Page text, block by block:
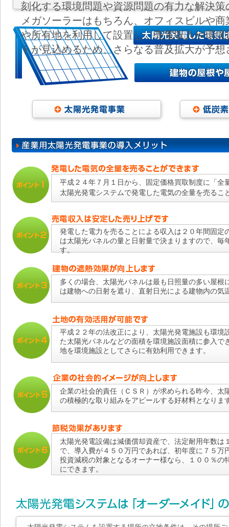
刻化する環境問題や資源問題の有力な解決
メガソーラーはもちろん、オフィスビルや
や所有地を利用して設置し、売電収入や環
トが見込めるため、さらなる普及拡大が予
平成２４年７月１日から、固定価格買取制度に「全
太陽光発電システムで発電した電気の全量を売るこ
発電した電力を売ることによる収入は２０年間固定
は太陽光パネルの量と日射量で決まりますので、毎
す。
多くの場合、太陽光パネルは最も日照量の多い屋根
は建物への日射を遮り、直射日光による建物内の気
平成２２年の法改正により、太陽光発電施設も環境
た太陽光パネルなどの面積を環境施設面積に参入で
地を環境施設としてさらに有効利用できます。
企業の社会的責任（ＣＳＲ）が求められる昨今、太
の積極的な取り組みをアピールする好材料となりま
太陽光発電設備は減価償却資産で、法定耐用年数は
で、導入費が４５０万円であれば、初年度に７５万
投資減税の対象となるオーナー様なら、１００％の
にできます。